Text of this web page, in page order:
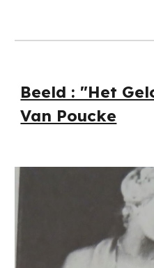
Beeld : "Het
Van Poucke